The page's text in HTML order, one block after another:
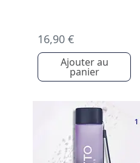
16,90 €
Ajouter au
panier